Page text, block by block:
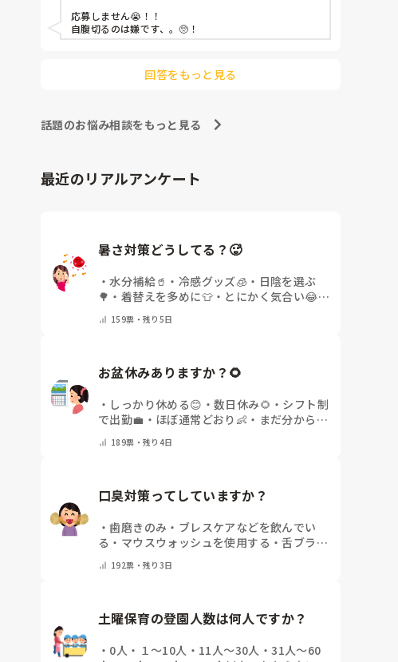
応募しません😭！！
自腹切るのは嫌です、。🥺！
回答をもっと見る
話題のお悩み相談をもっと見る
最近のリアルアンケート
暑さ対策どうしてる？🥵
・水分補給🥤 ・ 冷感グッズ🧊 ・ 日陰を選ぶ
🌳 ・ 着替えを多めに👕・ とにかく気合い😂・
159票・残り5日
お盆休みありますか？🌻
・ しっかり休める😊 ・ 数日休み🌻 ・ シフト制
で出勤💼 ・ ほぼ通常どおり👶 ・ まだ分からな
189票・残り4日
口臭対策ってしていますか？
・歯磨きのみ ・ ブレスケアなどを飲んでい
る ・ マウスウォッシュを使用する ・舌ブラシ
気にしたことない
192票・残り3日
土曜保育の登園人数は何人ですか？
・ 0人 ・ １～10人 ・ 11人～30人 ・31人～60